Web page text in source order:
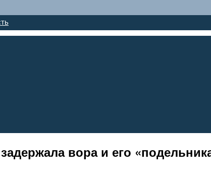
вора и его